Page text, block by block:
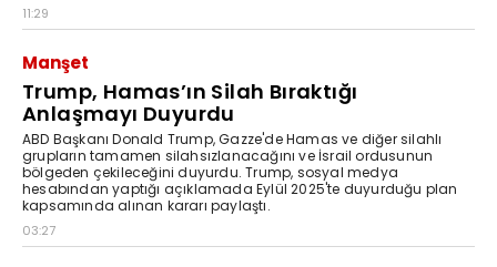
11:29
Manşet
Trump, Hamas’ın Silah Bıraktığı
Anlaşmayı Duyurdu
ABD Başkanı Donald Trump, Gazze'de Hamas ve diğer silahlı
grupların tamamen silahsızlanacağını ve İsrail ordusunun
bölgeden çekileceğini duyurdu. Trump, sosyal medya
hesabından yaptığı açıklamada Eylül 2025'te duyurduğu plan
kapsamında alınan kararı paylaştı.
03:27